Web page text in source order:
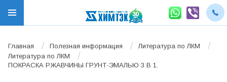
Главная / Полезная информация / Литература по ЛКМ /
Литература по ЛКМ /
ПОКРАСКА РЖАВЧИНЫ ГРУНТ-ЭМАЛЬЮ 3 В 1.